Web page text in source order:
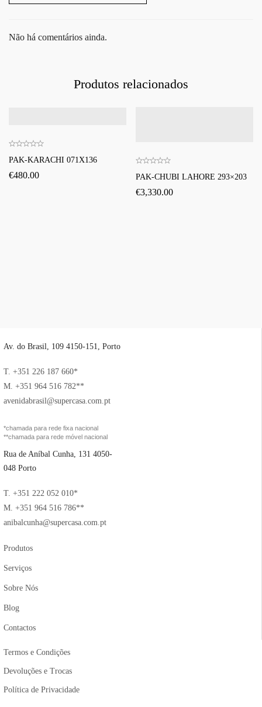
Não há comentários ainda.
Produtos relacionados
PAK-KARACHI 071X136
€480.00 PAK-CHUBI LAHORE 293×203
€3,330.00
Av. do Brasil, 109 4150-151, Porto
T. +351 226 187 660*
M. +351 964 516 782**
avenidabrasil@supercasa.com.pt
*chamada para rede fixa nacional
**chamada para rede móvel nacional
Rua de Aníbal Cunha, 131 4050-
048 Porto
T. +351 222 052 010*
M. +351 964 516 786**
anibalcunha@supercasa.com.pt
Produtos
Serviços
Sobre Nós
Blog
Contactos
Termos e Condições
Devoluções e Trocas
Política de Privacidade